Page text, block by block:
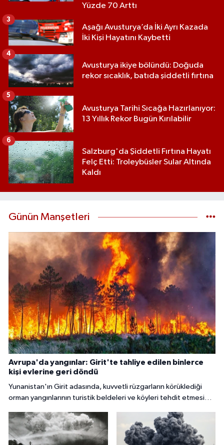
Yüzde 70 Arttı
Aşağı Avusturya’da İki Ayrı Kazada
İki Kişi Hayatını Kaybetti
3
Avusturya ikiye bölündü: Doğuda
rekor sıcaklık, batıda şiddetli fırtına
4
Avusturya Tarihi Sıcağa Hazırlanıyor:
13 Yıllık Rekor Bugün Kırılabilir
5
Salzburg'da Şiddetli Fırtına Hayatı
Felç Etti: Troleybüsler Sular Altında
Kaldı
6
Günün Manşetleri
Avrupa'da yangınlar: Girit'te tahliye edilen binlerce
kişi evlerine geri döndü
Yunanistan'ın Girit adasında, kuvvetli rüzgarların körüklediği
orman yangınlarının turistik beldeleri ve köyleri tehdit etmesi